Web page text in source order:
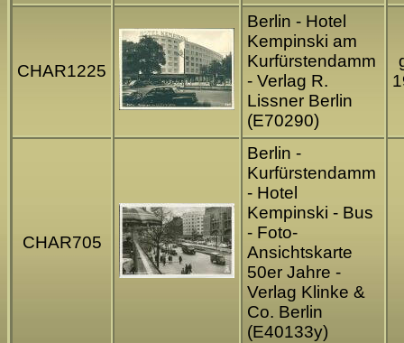
CHAR1225
Berlin - Hotel
Kempinski am
Kurfürstendamm
- Verlag R.
Lissner Berlin
(E70290)
CHAR705
Berlin -
Kurfürstendamm
- Hotel
Kempinski - Bus
- Foto-
Ansichtskarte
50er Jahre -
Verlag Klinke &
Co. Berlin
(E40133y)